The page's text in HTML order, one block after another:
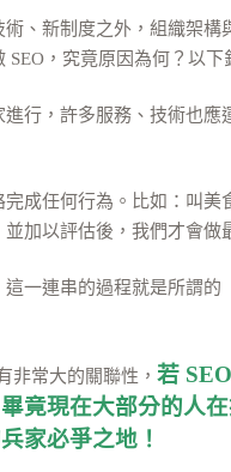
、新制度之外，組織架
，究竟原因為何？以下
行，許多服務、技術也
成任何行為。比如：叫
加以評估後，我們才會做
一連串的過程就是所謂
非常大的關聯性， 若
竟現在大部分的人
家必爭之地！